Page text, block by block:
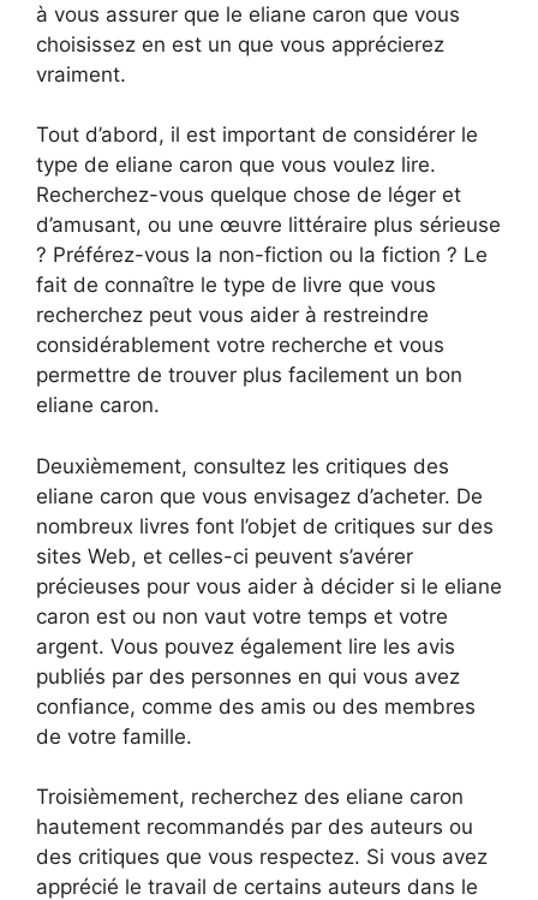
à vous assurer que le eliane caron que vous
choisissez en est un que vous apprécierez
vraiment.
Tout d’abord, il est important de considérer le
type de eliane caron que vous voulez lire.
Recherchez-vous quelque chose de léger et
d’amusant, ou une œuvre littéraire plus sérieuse
? Préférez-vous la non-fiction ou la fiction ? Le
fait de connaître le type de livre que vous
recherchez peut vous aider à restreindre
considérablement votre recherche et vous
permettre de trouver plus facilement un bon
eliane caron.
Deuxièmement, consultez les critiques des
eliane caron que vous envisagez d’acheter. De
nombreux livres font l’objet de critiques sur des
sites Web, et celles-ci peuvent s’avérer
précieuses pour vous aider à décider si le eliane
caron est ou non vaut votre temps et votre
argent. Vous pouvez également lire les avis
publiés par des personnes en qui vous avez
confiance, comme des amis ou des membres
de votre famille.
Troisièmement, recherchez des eliane caron
hautement recommandés par des auteurs ou
des critiques que vous respectez. Si vous avez
apprécié le travail de certains auteurs dans le